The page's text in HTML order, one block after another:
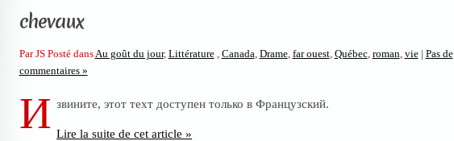
chevaux
Par JS Posté dansAu goût du jour, Littérature, Canada, Drame, far ouest, Québec, roman, vie | Pas de
commentaires »
И звините, этот техт доступен только в Французский.
Lire la suite de cet article »